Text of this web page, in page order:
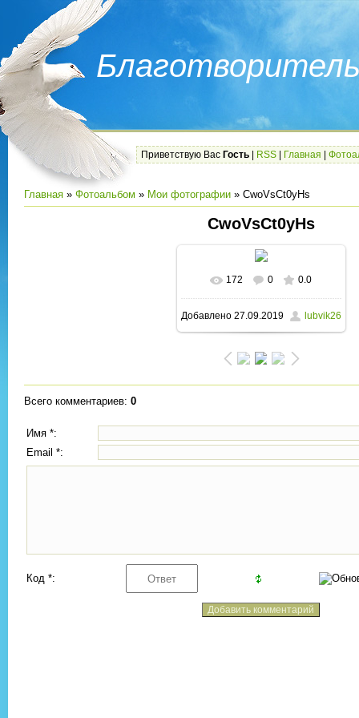
Приветствую Вас Гость RSS Главная
Главная » Фотоальбом » Мои фотографии » CwoVsCt0yHs
CwoVsCt0yHs
В реальном размере
1280x622/ 90.9Kb
172 0 0.0
Добавлено27.09.2019 lubvik26
Всего комментариев: 0
Имя *:
Email *:
Код *: